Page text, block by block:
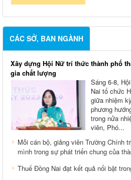
CÁC SỞ, BAN NGÀNH
Xây dựng Hội Nữ trí thức thành phố
gia chất lượng
Sáng 6-8,
Nai tổ chức
giữa nhiệm
phương
trong nửa
viên, Phó...
Mỗi cán bộ, giảng viên Trường Chính
mình trong sự phát triển chung của
Thuế Đồng Nai đạt kết quả nổi bật